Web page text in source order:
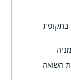
בתקופת
השואה